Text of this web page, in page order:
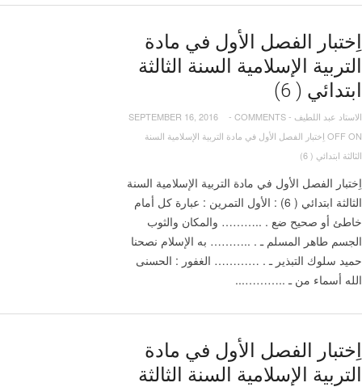
اِختبار الفصل الأول في مادة
التربية الإسلامية السنة الثالثة
ابتدائي ( 6)
الاستاد عبد اللطيف -
SEPTEMBER 16, 2016 - COMMENTS
OFF ON اِختبار الفصل الأول في مادة التربية الإسلامية السنة
الثالثة ابتدائي ( 6)
اِختبار الفصل الأول في مادة التربية الإسلامية السنة
‫الله‬ ‫أسماء‬ ‫من‬ ‫ـ‬ ‫‪………..‬‬...
اِختبار الفصل الأول في مادة
التربية الإسلامية السنة الثالثة